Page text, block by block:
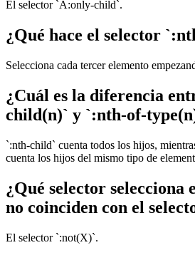
El selector `A:only-child`.
¿Qué hace el selector
Selecciona cada tercer elemento
¿Cuál es la diferencia
child(n)` y `:nth-of-
`:nth-child` cuenta todos los hijos,
cuenta los hijos del mismo tipo de
¿Qué selector selecciona
no coinciden con el
El selector `:not(X)`.